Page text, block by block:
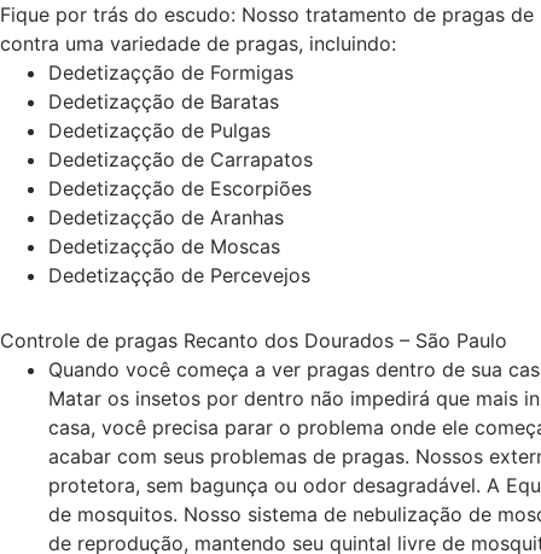
Fique por trás do escudo: Nosso tratamento de pragas
contra uma variedade de pragas, incluindo:
Dedetizaçção de Formigas
Dedetizaçção de Baratas
Dedetizaçção de Pulgas
Dedetizaçção de Carrapatos
Dedetizaçção de Escorpiões
Dedetizaçção de Aranhas
Dedetizaçção de Moscas
Dedetizaçção de Percevejos
Controle de pragas Recanto dos Dourados – São Paulo
Quando você começa a ver pragas dentro de sua
Matar os insetos por dentro não impedirá que mais
casa, você precisa parar o problema onde ele
acabar com seus problemas de pragas. Nossos
protetora, sem bagunça ou odor desagradável. A
de mosquitos. Nosso sistema de nebulização de
de reprodução, mantendo seu quintal livre de